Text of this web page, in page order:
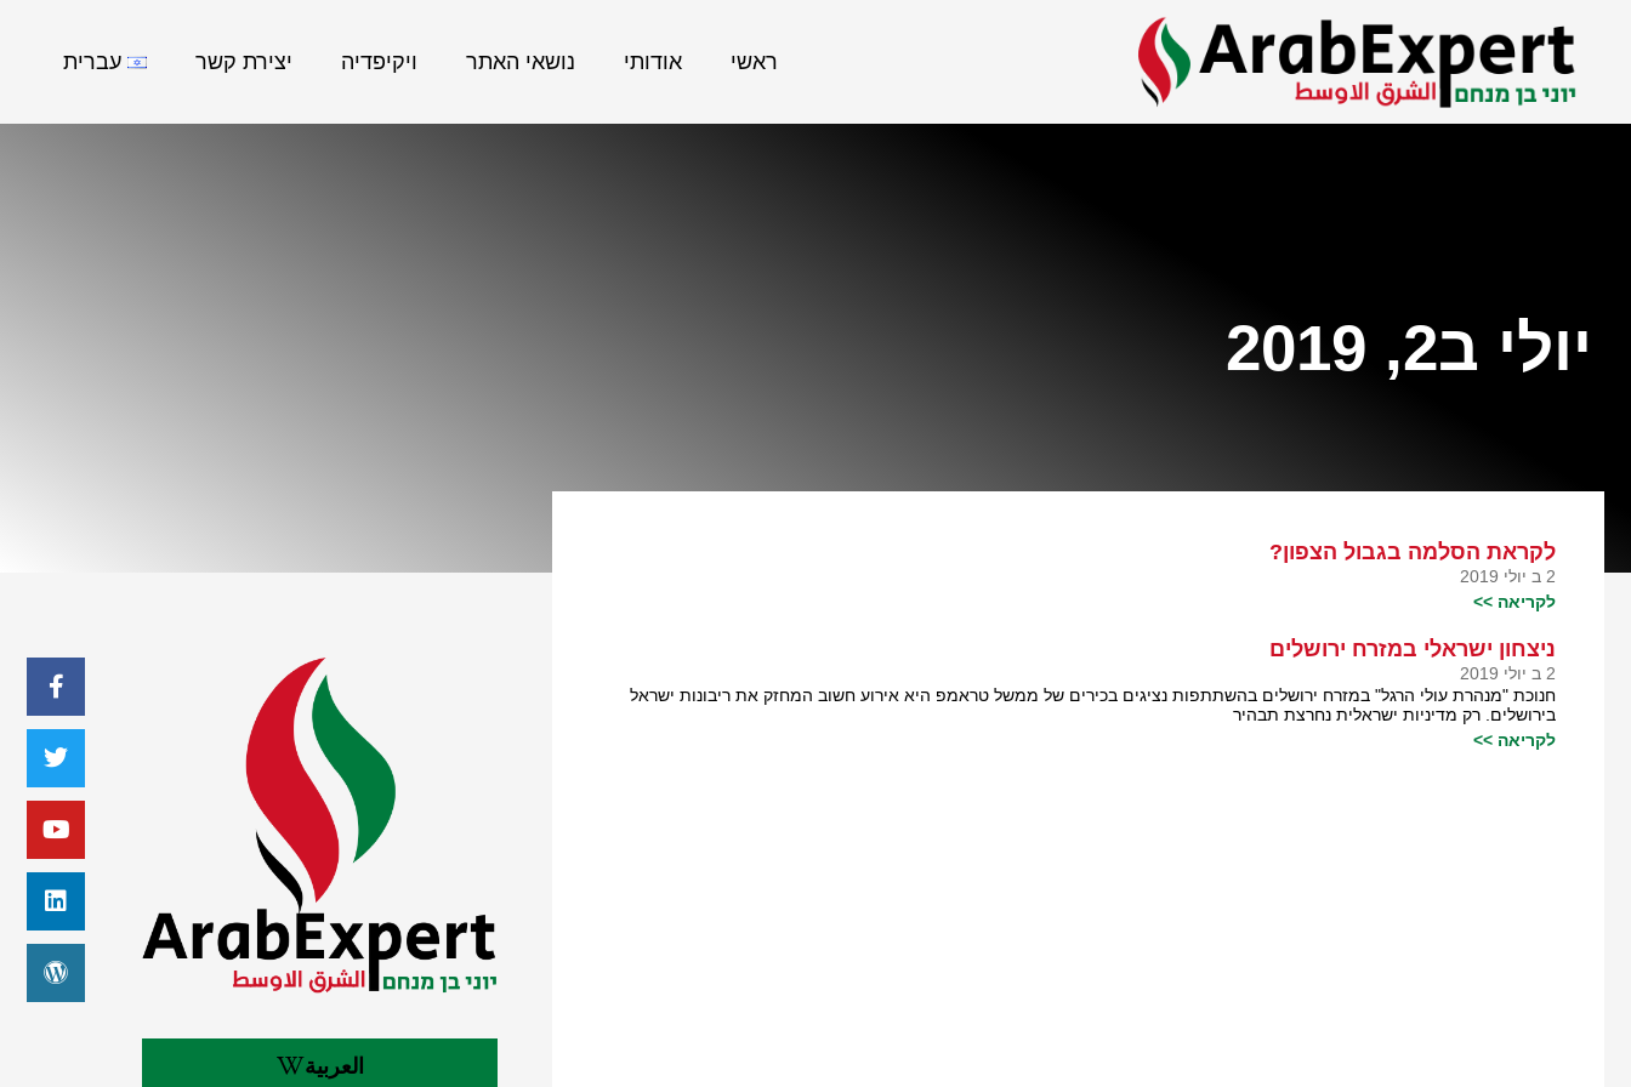
ראשי אודותי נושאי האתר ויקיפדיה יצירת קשר עברית
יולי ב2, 2019
לקראת הסלמה בגבול הצפון?
2 ב יולי 2019
לקריאה >>
ניצחון ישראלי במזרח ירושלים
2 ב יולי 2019
חנוכת "מנהרת עולי הרגל" במזרח ירושלים בהשתתפות נציגים בכירים של ממשל טראמפ היא אירוע חשוב המחזק את ריבונות ישראל
בירושלים. רק מדיניות ישראלית נחרצת תבהיר
לקריאה >>
العربية